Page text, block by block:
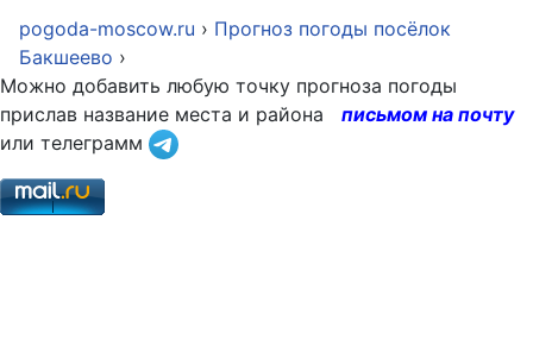
pogoda-moscow.ru › Прогноз погоды посёлок
Бакшеево ›
Можно добавить любую точку прогноза погоды
прислав название места и района
письмом на почту
или телеграмм